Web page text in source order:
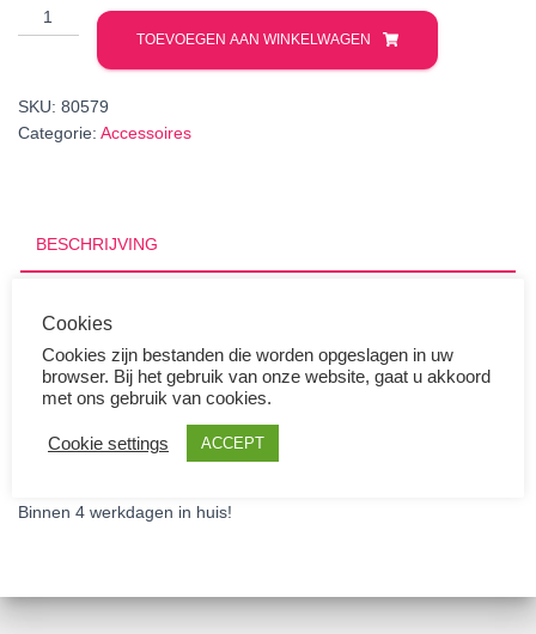
Importa
zelfklevende
munthouders
TOEVOEGEN AAN WINKELWAGEN
SKU: 80579
Categorie: Accessoires
BESCHRIJVING
BEOORDELINGEN (0)
Zelfklevende munthouders per 10 stuks in diverse maten.
Binnen 4 werkdagen in huis!
Cookies
Cookies zijn bestanden die worden opgeslagen in uw
browser. Bij het gebruik van onze website, gaat u akkoord
met ons gebruik van cookies.
Cookie settings ACCEPT